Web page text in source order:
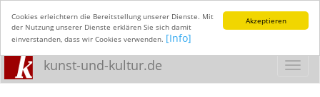
Akzeptieren
Cookies erleichtern die Bereitstellung unserer Dienste. Mit
der Nutzung unserer Dienste erklären Sie sich damit
einverstanden, dass wir Cookies verwenden. [Info]
kunst-und-kultur.de